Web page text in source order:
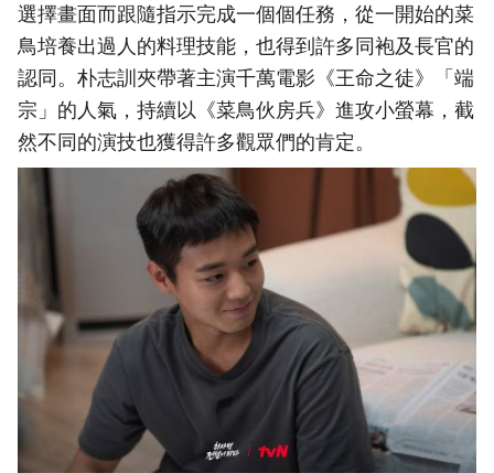
選擇畫面而跟隨指示完成一個個任務，從一開始的菜
鳥培養出過人的料理技能，也得到許多同袍及長官的
認同。朴志訓夾帶著主演千萬電影《王命之徒》「端
宗」的人氣，持續以《菜鳥伙房兵》進攻小螢幕，截
然不同的演技也獲得許多觀眾們的肯定。